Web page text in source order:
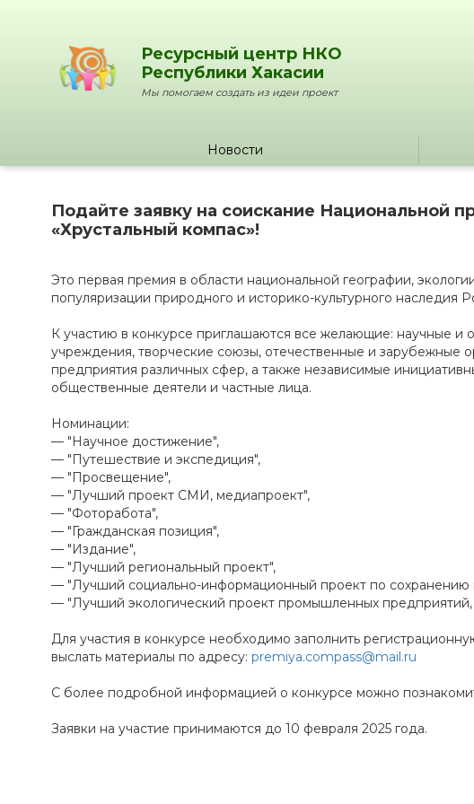
Ресурсный центр НКО
Республики Хакасии
Мы помогаем создать из идеи проект
Новости
Подайте заявку на соискание Национальной
«Хрустальный компас»!
Это первая премия в области национальной географии,
популяризации природного и историко-культурного наследия
К участию в конкурсе приглашаются все желающие: научные и
учреждения, творческие союзы, отечественные и зарубежные
предприятия различных сфер, а также независимые
общественные деятели и частные лица.
Номинации:
— "Научное достижение",
— "Путешествие и экспедиция",
— "Просвещение",
— "Лучший проект СМИ, медиапроект",
— "Фоторабота",
— "Гражданская позиция",
— "Издание",
— "Лучший региональный проект",
— "Лучший социально-информационный проект по сохранению
— "Лучший экологический проект промышленных предприятий,
Для участия в конкурсе необходимо заполнить
выслать материалы по адресу: premiya.compass@mail.ru
С более подробной информацией о конкурсе можно
Заявки на участие принимаются до 10 февраля 2025 года.